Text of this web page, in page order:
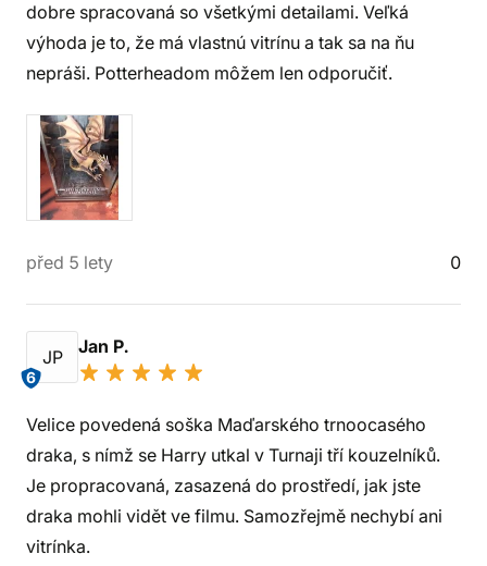
dobre spracovaná so všetkými detailami. Veľká
výhoda je to, že má vlastnú vitrínu a tak sa na ňu
nepráši. Potterheadom môžem len odporučiť.
před 5 lety 0
JP
6
Jan P.
Velice povedená soška Maďarského trnoocasého
draka, s nímž se Harry utkal v Turnaji tří kouzelníků.
Je propracovaná, zasazená do prostředí, jak jste
draka mohli vidět ve filmu. Samozřejmě nechybí ani
vitrínka.